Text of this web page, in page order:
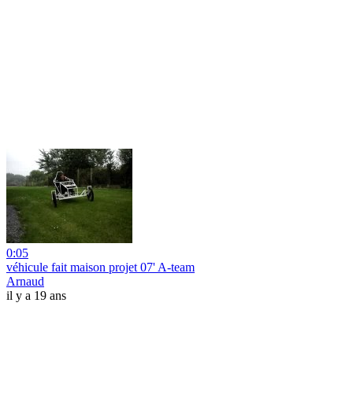
0:05
véhicule fait maison projet 07' A-team
Arnaud
il y a 19 ans